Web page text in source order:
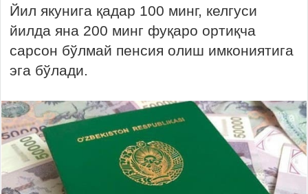
Йил якунига қадар 100 минг, келгуси
йилда яна 200 минг фуқаро ортиқча
сарсон бўлмай пенсия олиш имкониятига
эга бўлади.